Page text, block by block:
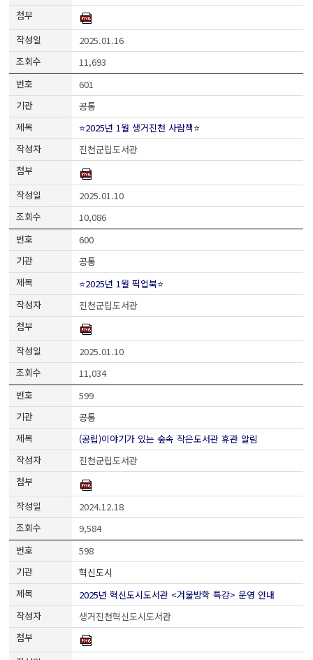
2025.01.16
11,693
601
공통
⭐2025년 1월 생거진천 사람책⭐
진천군립도서관
2025.01.10
10,086
600
공통
⭐2025년 1월 픽업북⭐
진천군립도서관
2025.01.10
11,034
599
공통
(공립)이야기가 있는 숲속 작은도서관 휴관 알림
진천군립도서관
2024.12.18
9,584
598
혁신도시
2025년 혁신도시도서관 <겨울방학 특강> 운영 안내
생거진천혁신도시도서관